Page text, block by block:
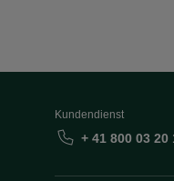
Kundendienst
+ 41 800 03 20